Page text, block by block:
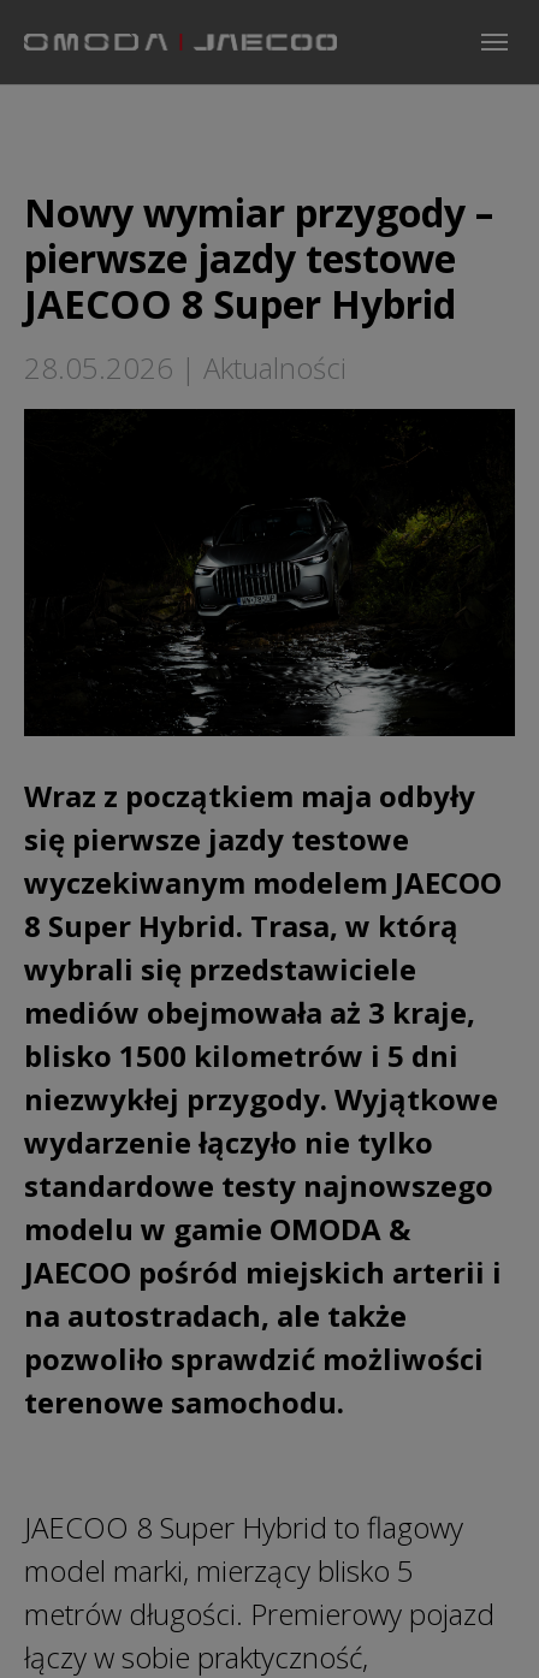
Nowy wymiar przygody –
pierwsze jazdy testowe
JAECOO 8 Super Hybrid
28.05.2026 | Aktualności
Wraz z początkiem maja odbyły
się pierwsze jazdy testowe
wyczekiwanym modelem JAECOO
8 Super Hybrid. Trasa, w którą
wybrali się przedstawiciele
mediów obejmowała aż 3 kraje,
blisko 1500 kilometrów i 5 dni
niezwykłej przygody. Wyjątkowe
wydarzenie łączyło nie tylko
standardowe testy najnowszego
modelu w gamie OMODA &
JAECOO pośród miejskich arterii i
na autostradach, ale także
pozwoliło sprawdzić możliwości
terenowe samochodu.
JAECOO 8 Super Hybrid to flagowy
model marki, mierzący blisko 5
metrów długości. Premierowy pojazd
łączy w sobie praktyczność,